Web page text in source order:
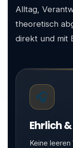
Alltag,
theoretisch
direkt und mit
🎧
Ehrlich
Keine